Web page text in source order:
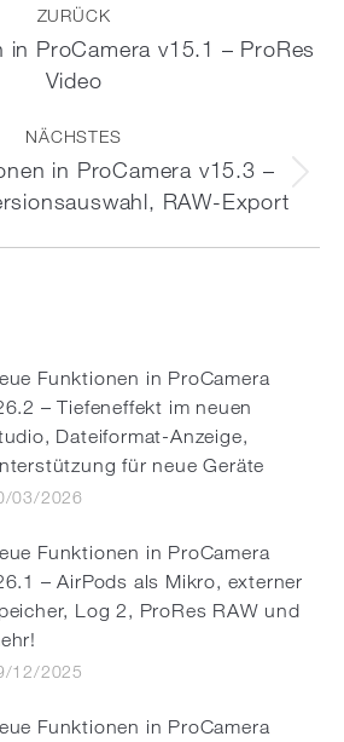
ZURÜCK
Vorheriger
Beitrag:
in ProCamera v15.1 – ProRes
Video
NÄCHSTES
Nächster
Beitrag:
in ProCamera v15.3 –
RAW-Export
Funktionen in ProCamera
– Tiefeneffekt im neuen
Dateiformat-Anzeige,
für neue Geräte
03/2026
Funktionen in ProCamera
– AirPods als Mikro, externer
Log 2, ProRes RAW und
12/2025
Funktionen in ProCamera